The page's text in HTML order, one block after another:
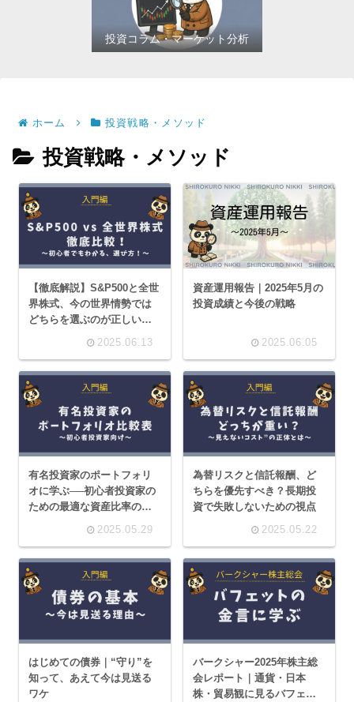
投資コラム・マーケット分析
ホーム 投資戦略・メソッド
投資戦略・メソッド
【徹底解説】S&P500と全世
界株式、今の世界情勢では
どちらを選ぶのが正しいの
した第三の選択肢も紹介！
2025.06.13
資産運用報告｜2025年5月の
投資成績と今後の戦略
2025.06.05
有名投資家のポートフォリ
オに学ぶ──初心者投資家の
ための最適な資産比率の見
2025.05.29
為替リスクと信託報酬、ど
ちらを優先すべき？長期投
資で失敗しないための視点
2025.05.22
はじめての債券｜“守り”を
知って、あえて今は見送る
ワケ
バークシャー2025年株主総
会レポート｜通貨・日本
株・貿易観に見るバフェッ